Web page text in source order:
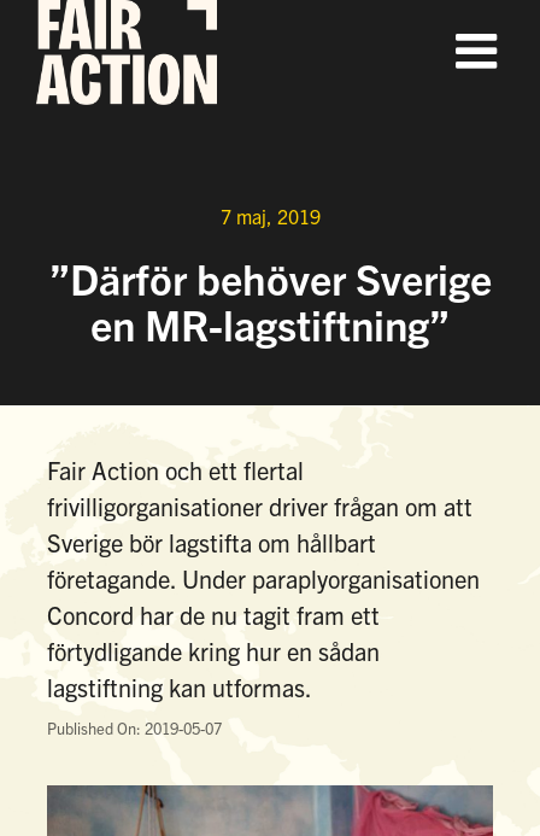
Fortsätt
innehållet
7 maj, 2019
”Därför behöver Sverige
en MR-lagstiftning”
Fair Action och ett flertal
frivilligorganisationer driver frågan om att
Sverige bör lagstifta om hållbart
företagande. Under paraplyorganisationen
Concord har de nu tagit fram ett
förtydligande kring hur en sådan
lagstiftning kan utformas.
Published On: 2019-05-07